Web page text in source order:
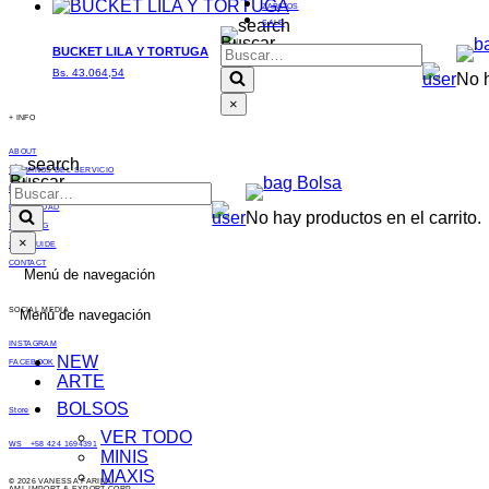
ZAPATOS
SALE
Buscar…
×
No
Buscar…
×
Bolsa
No hay productos en el carrito.
Menú de navegación
Menú de navegación
NEW
ARTE
BOLSOS
VER TODO
MINIS
MAXIS
BUCKET LILA Y TORTUGA
Bs. 43.064,54
+ INFO
ABOUT
TÉRMINOS DEL SERVICIO
DEVOLUCIONES
PRIVACIDAD
SHIPPING
SIZE GUIDE
CONTACT
SOCIAL MEDIA
INSTAGRAM
FACEBOOK
Store
WS +58 424 1694391
© 2026 VANESSA FARINA.